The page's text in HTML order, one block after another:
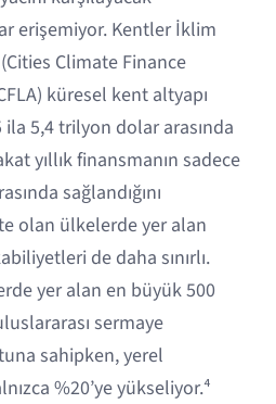
erişemiyor. Kentler İklim
Climate Finance
küresel kent altyapı
ila 5,4 trilyon dolar arasında
yıllık finansmanın sadece
sağlandığını
olan ülkelerde yer alan
de daha sınırlı.
yer alan en büyük 500
sermaye
sahipken, yerel
%20’ye yükseliyor.⁴